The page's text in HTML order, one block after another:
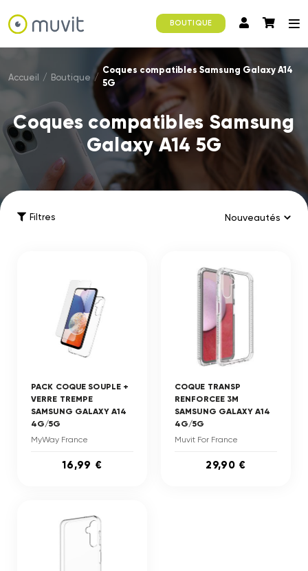
BOUTIQUE
Accueil / Boutique /
Coques compatibles Samsung Galaxy A14
5G
Coques compatibles Samsung
Galaxy A14 5G
Filtres
PACK COQUE SOUPLE +
VERRE TREMPE
SAMSUNG GALAXY A14
4G/5G
MyWay France
16,99 €
COQUE TRANSP
RENFORCEE 3M
SAMSUNG GALAXY A14
4G/5G
Muvit For France
29,90 €